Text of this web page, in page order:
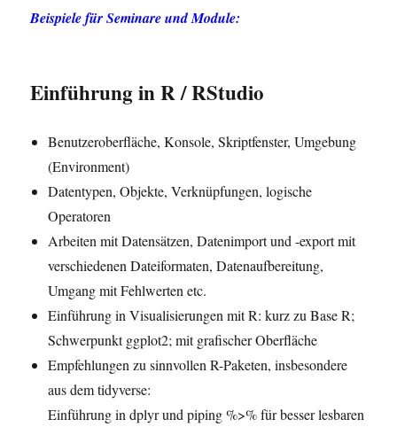
Beispiele für Seminare und Module:
Einführung in R / RStudio
Benutzeroberfläche, Konsole, Skriptfenster, Umgebung
(Environment)
Datentypen, Objekte, Verknüpfungen, logische
Operatoren
Arbeiten mit Datensätzen, Datenimport und -export mit
verschiedenen Dateiformaten, Datenaufbereitung,
Umgang mit Fehlwerten etc.
Einführung in Visualisierungen mit R: kurz zu Base R;
Schwerpunkt ggplot2; mit grafischer Oberfläche
Empfehlungen zu sinnvollen R-Paketen, insbesondere
aus dem tidyverse:
Einführung in dplyr und piping %>% für besser lesbaren